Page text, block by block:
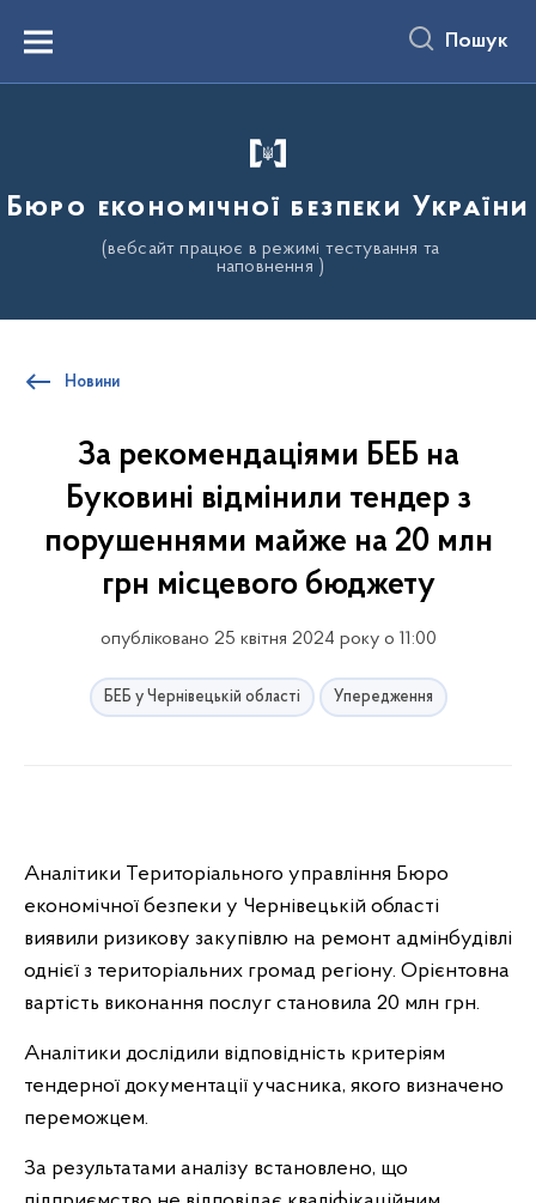
вмістуMenu Пошук
Бюро економічної безпеки України
(вебсайт працює в режимі тестування та
наповнення )
Новини
За рекомендаціями БЕБ на
Буковині відмінили тендер з
порушеннями майже на 20 млн
грн місцевого бюджету
опубліковано 25 квітня 2024 року о 11:00
БЕБ у Чернівецькій області Упередження
Аналітики Територіального управління Бюро
економічної безпеки у Чернівецькій області
виявили ризикову закупівлю на ремонт адмінбудівлі
однієї з територіальних громад регіону. Орієнтовна
вартість виконання послуг становила 20 млн грн.
Аналітики дослідили відповідність критеріям
тендерної документації учасника, якого визначено
переможцем.
За результатами аналізу встановлено, що